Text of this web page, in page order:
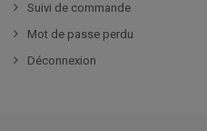
Suivi de commande
Mot de passe perdu
Déconnexion